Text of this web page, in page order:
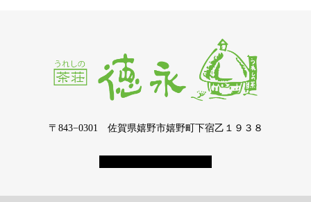
〒843−0301 佐賀県嬉野市嬉野町下宿乙１９３８